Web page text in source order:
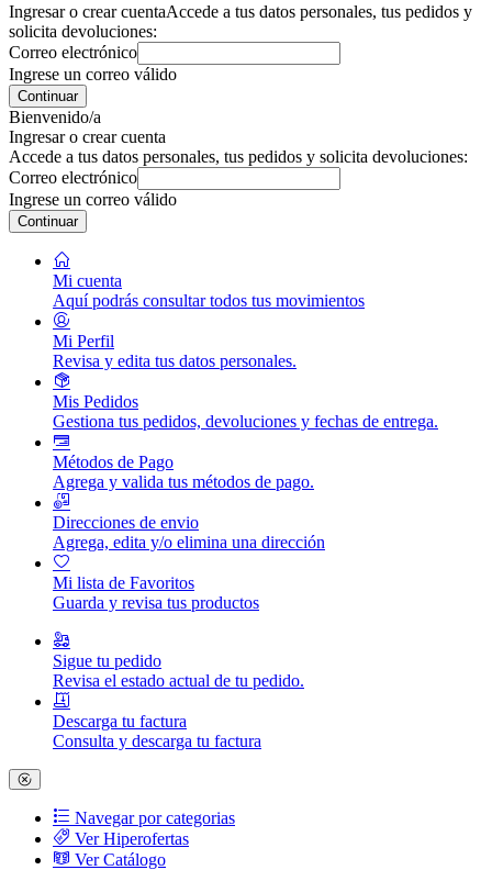
Ingresar o crear cuentaAccede a tus datos personales, tus pedidos y
solicita devoluciones:
Correo electrónico
Ingrese un correo válido
Continuar
Bienvenido/a
Ingresar o crear cuenta
Accede a tus datos personales, tus pedidos y solicita devoluciones:
Correo electrónico
Ingrese un correo válido
Continuar
Mi cuenta
Aquí podrás consultar todos tus movimientos
Mi Perfil
Revisa y edita tus datos personales.
Mis Pedidos
Gestiona tus pedidos, devoluciones y fechas de entrega.
Métodos de Pago
Agrega y valida tus métodos de pago.
Direcciones de envio
Agrega, edita y/o elimina una dirección
Mi lista de Favoritos
Guarda y revisa tus productos
Sigue tu pedido
Revisa el estado actual de tu pedido.
Descarga tu factura
Consulta y descarga tu factura
Navegar por categorias
Ver Hiperofertas
Ver Catálogo